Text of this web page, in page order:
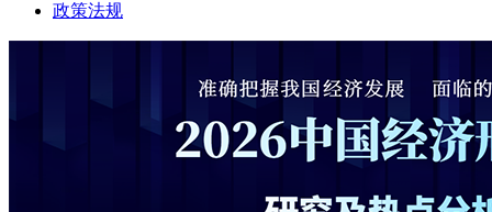
政策法规